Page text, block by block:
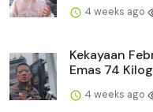
4 weeks ago
Kekayaan
Emas 74
4 weeks ago